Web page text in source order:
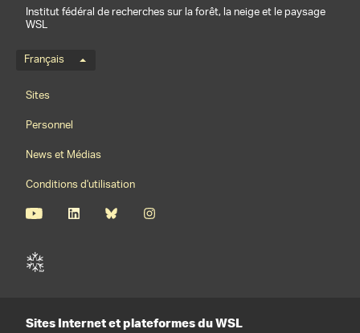
Institut fédéral de recherches sur la forêt, la neige et le paysage
WSL
Menu de langue
Français
Footernavigation
Sites
Personnel
News et Médias
Conditions d'utilisation
Sites Internet et plateformes du WSL